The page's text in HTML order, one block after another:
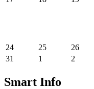
24 25 26
31
1 2
Smart Info